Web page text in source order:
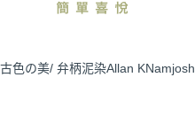
古色の美/ 弁柄泥染Allan KNamjosh